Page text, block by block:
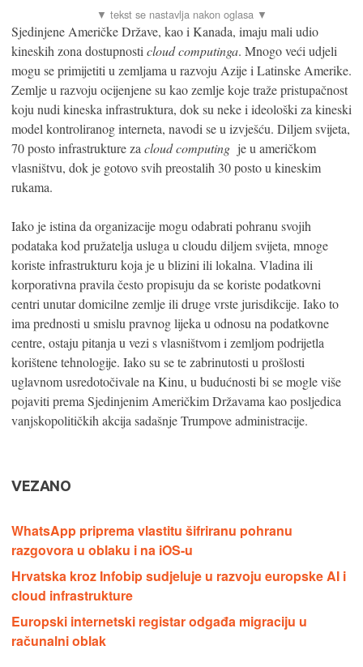
Sjedinjene Američke Države, kao i Kanada, imaju mali udio
kineskih zona dostupnosti cloud computinga. Mnogo veći udjeli
mogu se primijetiti u zemljama u razvoju Azije i Latinske Amerike.
Zemlje u razvoju ocijenjene su kao zemlje koje traže pristupačnost
koju nudi kineska infrastruktura, dok su neke i ideološki za kineski
model kontroliranog interneta, navodi se u izvješću. Diljem svijeta,
70 posto infrastrukture za cloud computing je u američkom
vlasništvu, dok je gotovo svih preostalih 30 posto u kineskim
rukama.
Iako je istina da organizacije mogu odabrati pohranu svojih
podataka kod pružatelja usluga u cloudu diljem svijeta, mnoge
koriste infrastrukturu koja je u blizini ili lokalna. Vladina ili
korporativna pravila često propisuju da se koriste podatkovni
centri unutar domicilne zemlje ili druge vrste jurisdikcije. Iako to
ima prednosti u smislu pravnog lijeka u odnosu na podatkovne
centre, ostaju pitanja u vezi s vlasništvom i zemljom podrijetla
korištene tehnologije. Iako su se te zabrinutosti u prošlosti
uglavnom usredotočivale na Kinu, u budućnosti bi se mogle više
pojaviti prema Sjedinjenim Američkim Državama kao posljedica
vanjskopolitičkih akcija sadašnje Trumpove administracije.
VEZANO
WhatsApp priprema vlastitu šifriranu pohranu
razgovora u oblaku i na iOS-u
Hrvatska kroz Infobip sudjeluje u razvoju europske AI i
cloud infrastrukture
Europski internetski registar odgađa migraciju u
računalni oblak